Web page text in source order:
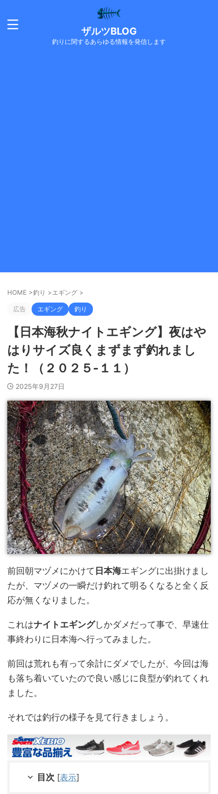
ザルツBLOG
釣りに関するあらゆる情報を発信します
HOME >釣り >エギング >
広告 エギング 釣り
【日本海秋ナイトエギング】夜はや
はりサイズ良くまずまず釣れまし
た！（２０２５-１１）
2025年9月27日
前回朝マヅメにかけて 日本海エギングに出掛けまし
たが、マヅメの一瞬だけ釣れて明るくなると全く反
応が無くなりました。
これはナイトエギングしかダメだって事で、早速仕
事終わりに日本海へ行ってみました。
前回は荒れも有って余計にダメでしたが、今回は海
も落ち着いていたので良い感じに良型が釣れてくれ
ました。
それでは釣行の様子を見て行きましょう。
目次 [表示]